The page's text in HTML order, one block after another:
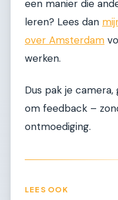
een manier die
leren? Lees dan
over Amsterdam
werken.
Dus pak je
om feedback –
ontmoediging.
LEES OOK